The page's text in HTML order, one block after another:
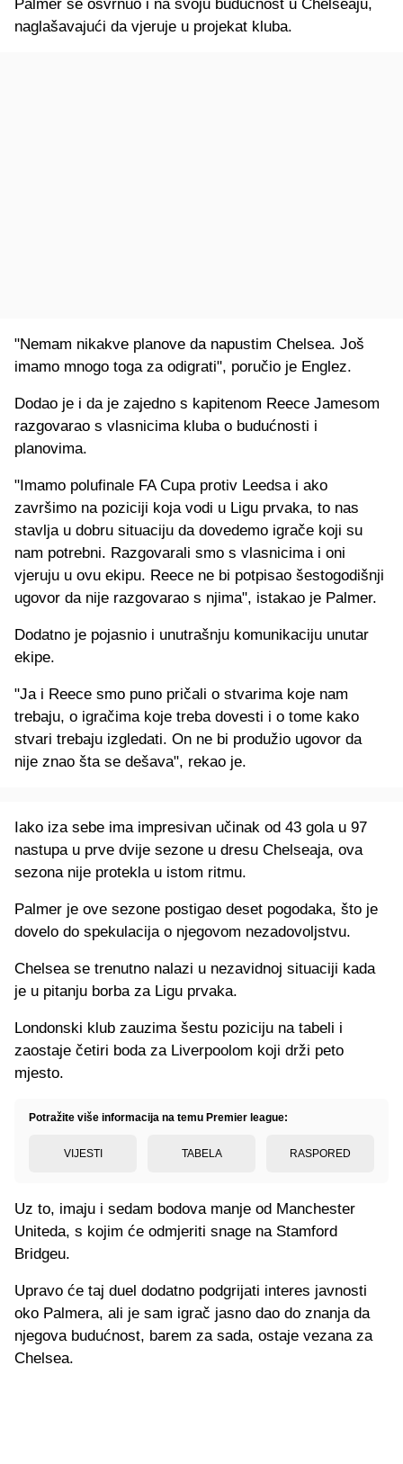
Palmer se osvrnuo i na svoju budućnost u Chelseaju,
naglašavajući da vjeruje u projekat kluba.
"Nemam nikakve planove da napustim Chelsea. Još
imamo mnogo toga za odigrati", poručio je Englez.
Dodao je i da je zajedno s kapitenom Reece Jamesom
razgovarao s vlasnicima kluba o budućnosti i
planovima.
"Imamo polufinale FA Cupa protiv Leedsa i ako
završimo na poziciji koja vodi u Ligu prvaka, to nas
stavlja u dobru situaciju da dovedemo igrače koji su
nam potrebni. Razgovarali smo s vlasnicima i oni
vjeruju u ovu ekipu. Reece ne bi potpisao šestogodišnji
ugovor da nije razgovarao s njima", istakao je Palmer.
Dodatno je pojasnio i unutrašnju komunikaciju unutar
ekipe.
"Ja i Reece smo puno pričali o stvarima koje nam
trebaju, o igračima koje treba dovesti i o tome kako
stvari trebaju izgledati. On ne bi produžio ugovor da
nije znao šta se dešava", rekao je.
Iako iza sebe ima impresivan učinak od 43 gola u 97
nastupa u prve dvije sezone u dresu Chelseaja, ova
sezona nije protekla u istom ritmu.
Palmer je ove sezone postigao deset pogodaka, što je
dovelo do spekulacija o njegovom nezadovoljstvu.
Chelsea se trenutno nalazi u nezavidnoj situaciji kada
je u pitanju borba za Ligu prvaka.
Londonski klub zauzima šestu poziciju na tabeli i
zaostaje četiri boda za Liverpoolom koji drži peto
mjesto.
Potražite više informacija na temu Premier league:
VIJESTI TABELA RASPORED
Uz to, imaju i sedam bodova manje od Manchester
Uniteda, s kojim će odmjeriti snage na Stamford
Bridgeu.
Upravo će taj duel dodatno podgrijati interes javnosti
oko Palmera, ali je sam igrač jasno dao do znanja da
njegova budućnost, barem za sada, ostaje vezana za
Chelsea.